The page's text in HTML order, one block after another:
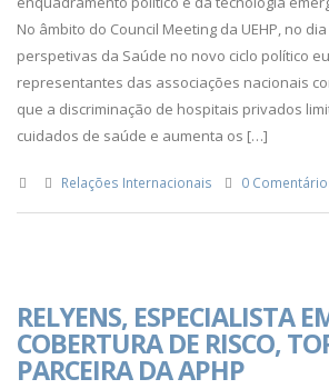
No âmbito do Council Meeting da UEHP, no
perspetivas da Saúde no novo ciclo político
representantes das associações nacionais
que a discriminação de hospitais privados
cuidados de saúde e aumenta os […]
Relações Internacionais 0
RELYENS, ESPECIALISTA
COBERTURA DE RISCO,
PARCEIRA DA APHP